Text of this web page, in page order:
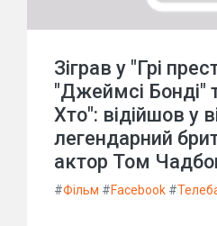
Зіграв у "Грі
"Джеймсі Бонді"
Хто": відійшов у
легендарний
актор Том
#Фільм #Facebook #